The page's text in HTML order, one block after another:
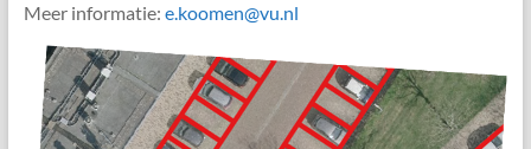
Meer informatie: e.koomen@vu.nl